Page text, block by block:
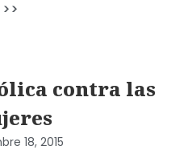
>>
contra las
18, 2015